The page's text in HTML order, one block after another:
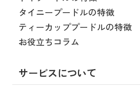
タイニープードルの特徴
ティーカッププードルの特徴
お役立ちコラム
サービスについて